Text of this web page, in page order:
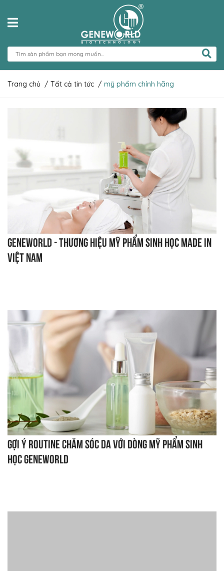
Trang chủ / Tất cả tin tức / mỹ phẩm chính hãng
Geneworld - Thương hiệu mỹ phẩm sinh học made in
Việt Nam
Gợi ý routine chăm sóc da với dòng mỹ phẩm sinh
học Geneworld